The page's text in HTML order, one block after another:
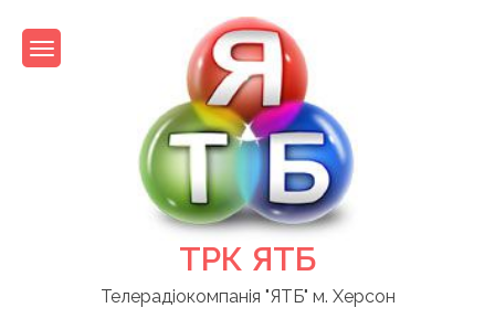
content
ТРК ЯТБ
Телерадіокомпанія "ЯТБ" м. Херсон